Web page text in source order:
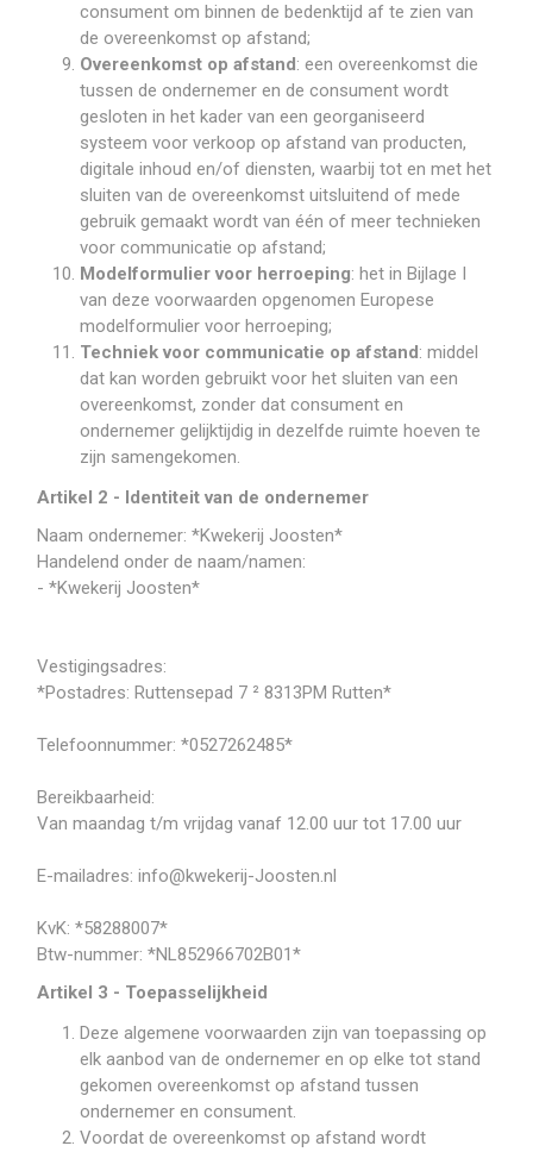
consument om binnen de bedenktijd af te zien van
de overeenkomst op afstand;
Overeenkomst op afstand : een overeenkomst die
tussen de ondernemer en de consument wordt
gesloten in het kader van een georganiseerd
systeem voor verkoop op afstand van producten,
digitale inhoud en/of diensten, waarbij tot en met het
sluiten van de overeenkomst uitsluitend of mede
gebruik gemaakt wordt van één of meer technieken
voor communicatie op afstand;
Modelformulier voor herroeping: het in Bijlage I
van deze voorwaarden opgenomen Europese
modelformulier voor herroeping;
Techniek voor communicatie op afstand : middel
dat kan worden gebruikt voor het sluiten van een
overeenkomst, zonder dat consument en
ondernemer gelijktijdig in dezelfde ruimte hoeven te
zijn samengekomen.
Artikel 2 - Identiteit van de ondernemer
Naam ondernemer: *Kwekerij Joosten*
Handelend onder de naam/namen:
- *Kwekerij Joosten*
Vestigingsadres:
*Postadres: Ruttensepad 7 ² 8313PM Rutten*
Telefoonnummer: *0527262485*
Bereikbaarheid:
Van maandag t/m vrijdag vanaf 12.00 uur tot 17.00 uur
E-mailadres: info@kwekerij-Joosten.nl
KvK: *58288007*
Btw-nummer: *NL852966702B01*
Artikel 3 - Toepasselijkheid
Deze algemene voorwaarden zijn van toepassing op
elk aanbod van de ondernemer en op elke tot stand
gekomen overeenkomst op afstand tussen
ondernemer en consument.
Voordat de overeenkomst op afstand wordt